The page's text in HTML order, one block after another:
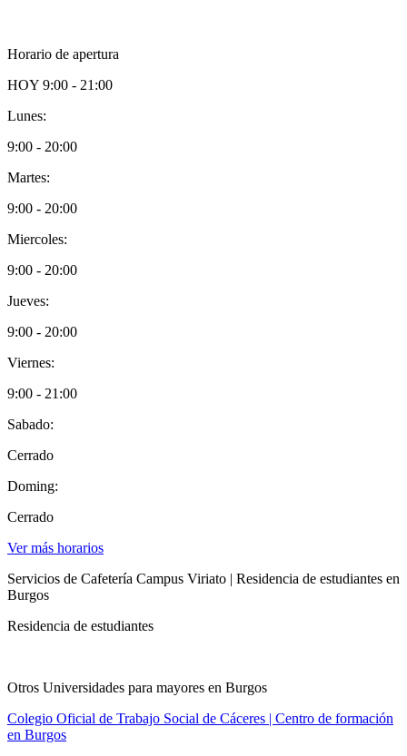
Horario de apertura
HOY 9:00 - 21:00
Lunes:
9:00 - 20:00
Martes:
9:00 - 20:00
Miercoles:
9:00 - 20:00
Jueves:
9:00 - 20:00
Viernes:
9:00 - 21:00
Sabado:
Cerrado
Doming:
Cerrado
Ver más horarios
Servicios de Cafetería Campus Viriato | Residencia de estudiantes en
Burgos
Residencia de estudiantes
Otros Universidades para mayores en Burgos
Colegio Oficial de Trabajo Social de Cáceres | Centro de formación
en Burgos